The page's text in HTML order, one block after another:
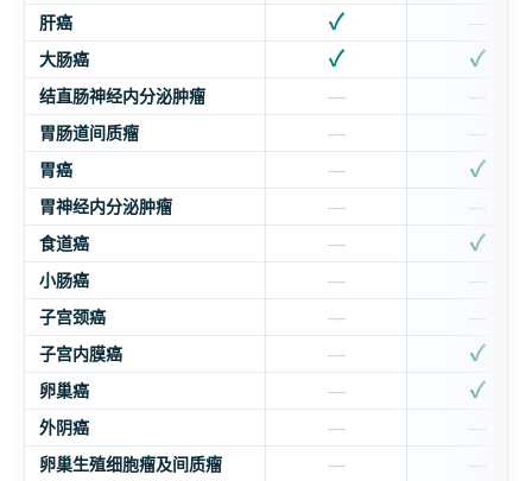
肝癌 ✓ —
大肠癌 ✓ ✓
结直肠神经内分泌肿瘤 — —
胃肠道间质瘤 — —
胃癌 — ✓
胃神经内分泌肿瘤 — —
食道癌 — ✓
小肠癌 — —
子宫颈癌 — —
子宫内膜癌 — ✓
卵巢癌 — ✓
外阴癌 — —
卵巢生殖细胞瘤及间质瘤 — —